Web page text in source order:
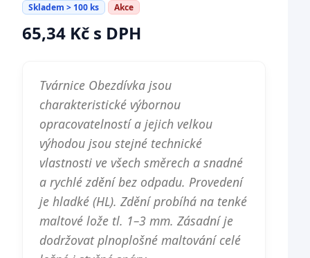
Skladem > 100 ks Akce
65,34 Kč s DPH
Tvárnice Obezdívka jsou
charakteristické výbornou
opracovatelností a jejich velkou
výhodou jsou stejné technické
vlastnosti ve všech směrech a snadné
a rychlé zdění bez odpadu. Provedení
je hladké (HL). Zdění probíhá na tenké
maltové lože tl. 1–3 mm. Zásadní je
dodržovat plnoplošné maltování celé